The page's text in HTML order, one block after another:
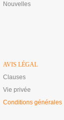
Nouvelles
AVIS LÉGAL
Clauses
Vie privée
Conditions générales